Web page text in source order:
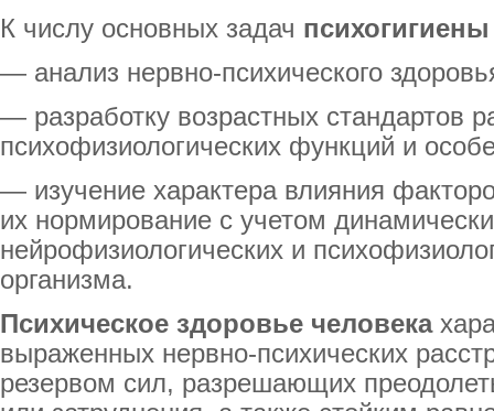
К числу основных задач
— анализ нервно-психического
— разработку возрастных стандартов
психофизиологических функций и
— изучение характера влияния
их нормирование с учетом
нейрофизиологических и
организма.
Психическое здоровье человека
выраженных нервно-психических
резервом сил, разрешающих